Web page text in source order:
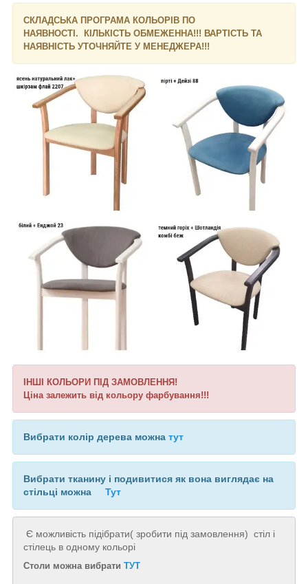
СКЛАДСЬКА ПРОГРАМА КОЛЬОРІВ ПО
НАЯВНОСТІ. КІЛЬКІСТЬ ОБМЕЖЕННА!!! ВАРТІСТЬ ТА
НАЯВНІСТЬ УТОЧНЯЙТЕ У МЕНЕДЖЕРА!!!
ІНШІ КОЛЬОРИ ПІД ЗАМОВЛЕННЯ!
Ціна залежить від кольору фарбування!!!
Вибрати колір дерева можна тут
Вибрати тканину і подивитися як вона виглядає на
стільці можна Тут
Є можливість підібрати( зробити під замовлення) стіл і
стілець в одному кольорі
Столи можна вибрати ТУТ